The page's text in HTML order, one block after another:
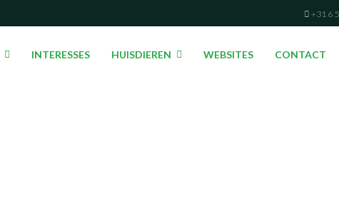
+31 6
INTERESSES HUISDIEREN WEBSITES CONTACT